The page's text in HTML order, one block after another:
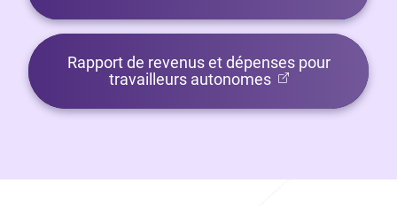
Rapport de revenus et dépenses pour
travailleurs autonomes